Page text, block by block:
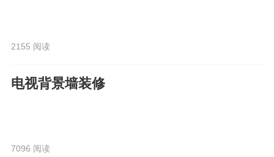
2155 阅读
电视背景墙装修
7096 阅读